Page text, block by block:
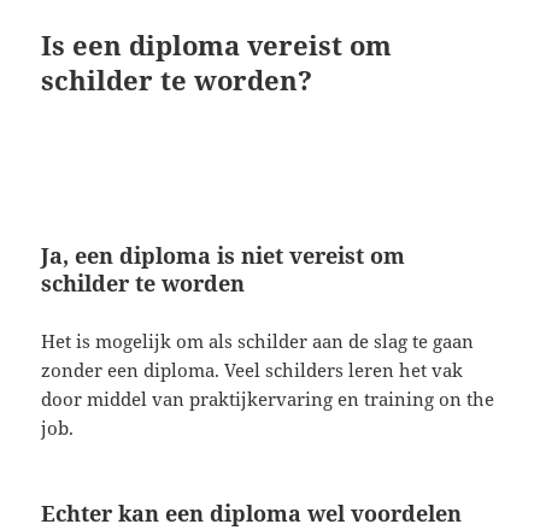
Is een diploma vereist om
schilder te worden?
Ja, een diploma is niet vereist om
schilder te worden
Het is mogelijk om als schilder aan de slag te gaan
zonder een diploma. Veel schilders leren het vak
door middel van praktijkervaring en training on the
job.
Echter kan een diploma wel voordelen